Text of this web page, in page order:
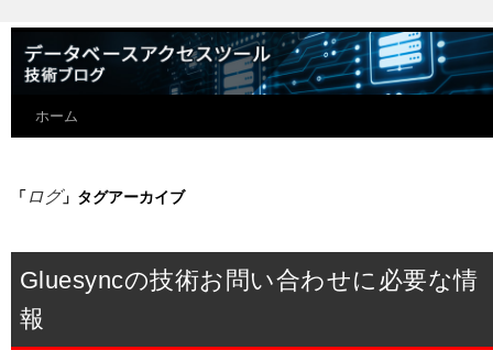
ホーム
「 ログ」タグアーカイブ
Gluesyncの技術お問い合わせに必要な情
報